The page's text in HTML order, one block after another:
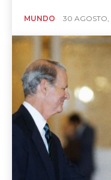
MUNDO 30 AGOSTO,